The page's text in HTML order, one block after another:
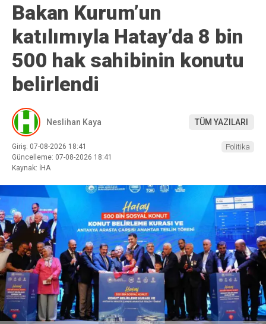
Bakan Kurum’un
katılımıyla Hatay’da 8 bin
500 hak sahibinin konutu
belirlendi
Neslihan Kaya TÜM YAZILARI
Giriş: 07-08-2026 18:41
Güncelleme: 07-08-2026 18:41
Kaynak: İHA
Politika